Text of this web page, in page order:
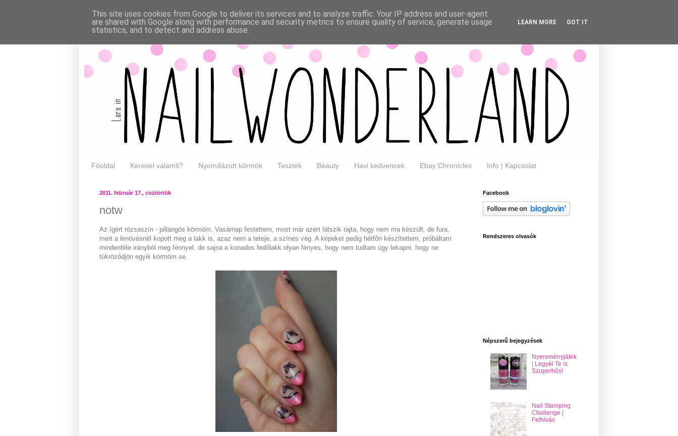
Főoldal Keresel valamit? Nyomdázott körmök Tesztek Beauty Havi kedvencek Ebay Chronicles Info | Kapcsolat
2011. február 17., csütörtök
notw
Az ígért rózsaszín - pillangós körmöm. Vasárnap festettem, most már azért látszik rajta, hogy nem ma készült, de fura,
mert a lenövésnél kopott meg a lakk is, azaz nem a teteje, a színes vég. A képeket pedig hétfőn készítettem, próbáltam
mindenféle irányból meg fénnyel, de sajna a konados fedőlakk olyan fényes, hogy nem tudtam úgy lekapni, hogy ne
tükröződjön egyik körmöm se.
Facebook
Rendszeres olvasók
Népszerű bejegyzések
Nyereményjáték
| Legyél Te is
Szuperhős!
Nail Stamping
Challenge |
Felhívás
This site uses cookies from Google to deliver its services and to analyze traffic. Your IP address and user-agent
are shared with Google along with performance and security metrics to ensure quality of service, generate usage
statistics, and to detect and address abuse.
LEARN MORE GOT IT